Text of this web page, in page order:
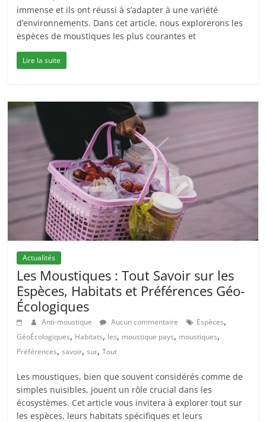
immense et ils ont réussi à s’adapter à une variété
d’environnements. Dans cet article, nous explorerons les
espèces de moustiques les plus courantes et
Lire la suite
Actualités
Les Moustiques : Tout Savoir sur les
Espèces, Habitats et Préférences Géo-
Écologiques
Anti-moustique Aucun commentaire Espèces,
GéoÉcologiques, Habitats, les, moustique pays, moustiques,
Préférences,savoir,sur,Tout
Les moustiques, bien que souvent considérés comme de
simples nuisibles, jouent un rôle crucial dans les
écosystèmes. Cet article vous invitera à explorer tout sur
les espèces, leurs habitats spécifiques et leurs